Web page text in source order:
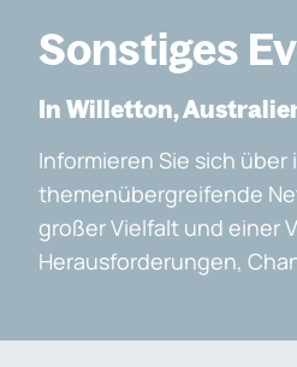
Sonstiges
In Willetton,
Informieren Sie sich
themenübergreifende
großer Vielfalt und einer
Herausforderungen,